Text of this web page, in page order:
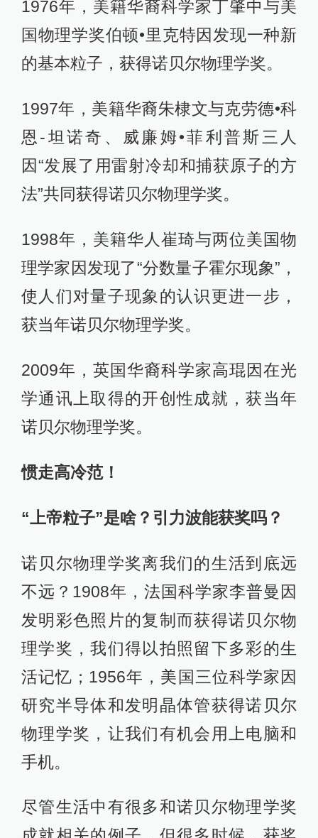
1976年，美籍华裔科学家丁肇中与美
国物理学奖伯顿•里克特因发现一种新
的基本粒子，获得诺贝尔物理学奖。
1997年，美籍华裔朱棣文与克劳德•科
恩-坦诺奇、威廉姆•菲利普斯三人
因“发展了用雷射冷却和捕获原子的方
法”共同获得诺贝尔物理学奖。
1998年，美籍华人崔琦与两位美国物
理学家因发现了“分数量子霍尔现象”，
使人们对量子现象的认识更进一步，
获当年诺贝尔物理学奖。
2009年，英国华裔科学家高琨因在光
学通讯上取得的开创性成就，获当年
诺贝尔物理学奖。
惯走高冷范！
“上帝粒子”是啥？引力波能获奖吗？
诺贝尔物理学奖离我们的生活到底远
不远？1908年，法国科学家李普曼因
发明彩色照片的复制而获得诺贝尔物
理学奖，我们得以拍照留下多彩的生
活记忆；1956年，美国三位科学家因
研究半导体和发明晶体管获得诺贝尔
物理学奖，让我们有机会用上电脑和
手机。
尽管生活中有很多和诺贝尔物理学奖